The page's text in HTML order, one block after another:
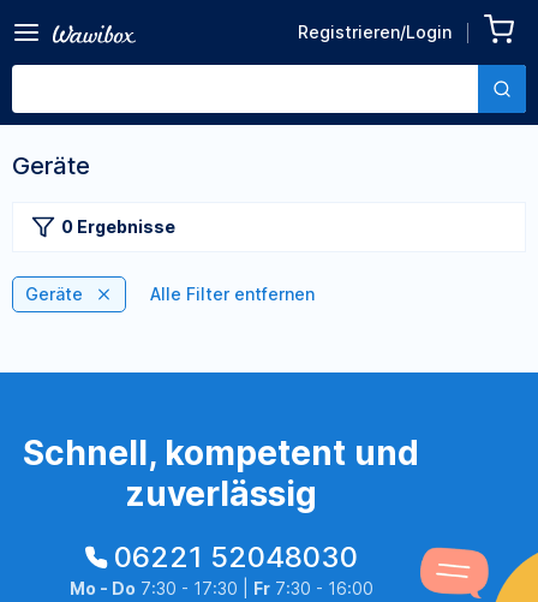
Registrieren/Login
Geräte
0 Ergebnisse
Geräte Alle Filter entfernen
Schnell, kompetent und
zuverlässig
06221 52048030
Mo - Do 7:30 - 17:30 | Fr7:30 - 16:00